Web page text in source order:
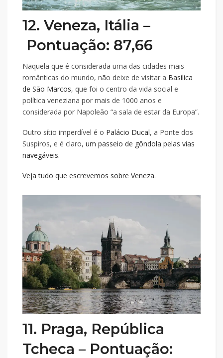
12. Veneza, Itália –
Pontuação: 87,66
Naquela que é considerada uma das cidades mais
românticas do mundo, não deixe de visitar a Basílica
de São Marcos, que foi o centro da vida social e
política veneziana por mais de 1000 anos e
considerada por Napoleão “a sala de estar da Europa”.
Outro sítio imperdível é o Palácio Ducal, a Ponte dos
Suspiros, e é claro, um passeio de gôndola pelas vias
navegáveis.
Veja tudo que escrevemos sobre Veneza.
11. Praga, República
Tcheca – Pontuação: